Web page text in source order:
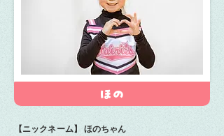
ほの
【ニックネーム】 ほのちゃん